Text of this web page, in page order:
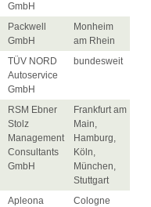
GmbH
Packwell
GmbH
Monheim
am Rhein
TÜV NORD
Autoservice
GmbH
bundesweit
RSM Ebner
Stolz
Management
Consultants
GmbH
Frankfurt am
Main,
Hamburg,
Köln,
München,
Stuttgart
Apleona
Cologne